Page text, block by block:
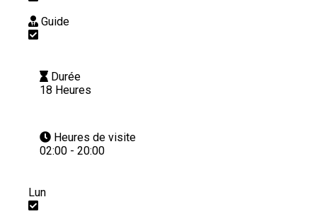
Guide
Durée
18 Heures
Heures de visite
02:00 - 20:00
Lun